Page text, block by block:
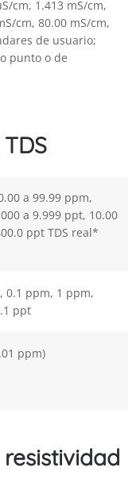
cm, 1.413 mS/cm,
cm, 80.00 mS/cm,
de usuario;
punto o de
a 99.99 ppm,
a 9.999 ppt, 10.00
ppt TDS real*
0.1 ppm, 1 ppm,
ppt
ppm)